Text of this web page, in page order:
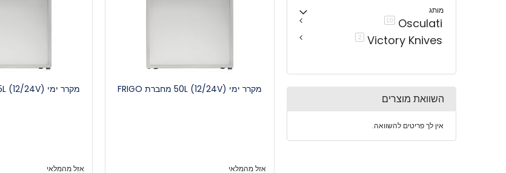
מקרר ימי 50L (12/24V) מחברת FRIGO
אזל מהמלאי
מקרר ימי 85L (12/24V) מחברת FRIGO
אזל מהמלאי
מותג
Osculati
10
Victory Knives
2
השוואת מוצרים
אין לך פריטים להשוואה.